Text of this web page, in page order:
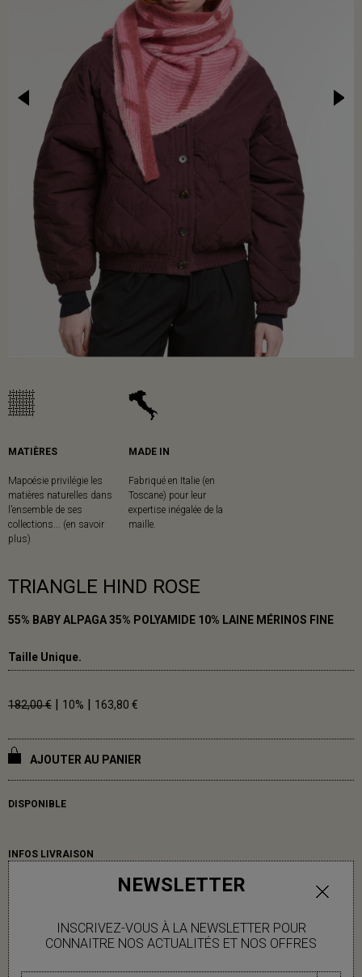
NEWSLETTER
INSCRIVEZ-VOUS À LA NEWSLETTER POUR
CONNAITRE NOS ACTUALITÉS ET NOS OFFRES
MATIÈRES
Mapoésie privilégie les
matières naturelles dans
l’ensemble de ses
collections... (en savoir
plus)
MADE IN
Fabriqué en Italie (en
Toscane) pour leur
expertise inégalée de la
maille.
TRIANGLE HIND ROSE
55% BABY ALPAGA 35% POLYAMIDE 10% LAINE MÉRINOS FINE
Taille Unique.
182,00 € 10% 163,80 €
AJOUTER AU PANIER
DISPONIBLE
INFOS LIVRAISON